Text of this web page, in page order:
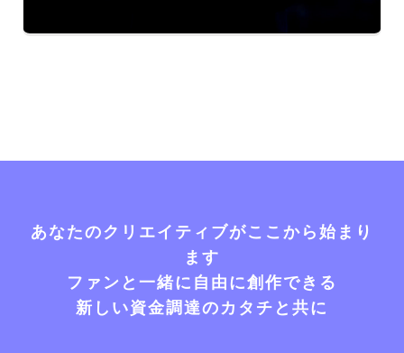
あなたのクリエイティブがここから始まり
ます
ファンと一緒に自由に創作できる
新しい資金調達のカタチと共に